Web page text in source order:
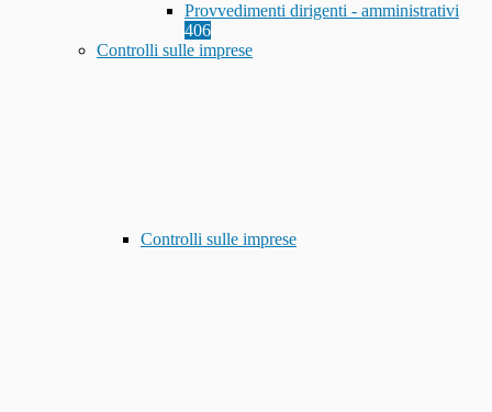
Provvedimenti dirigenti - amministrativi
406
Controlli sulle imprese
Controlli sulle imprese